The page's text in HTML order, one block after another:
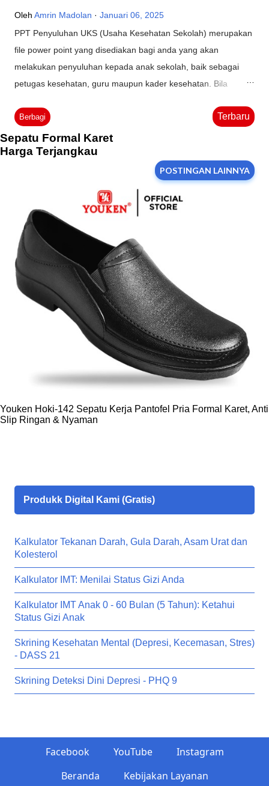
Oleh Amrin Madolan
Januari 06, 2025
PPT Penyuluhan UKS (Usaha Kesehatan Sekolah) merupakan
file power point yang disediakan bagi anda yang akan
melakukan penyuluhan kepada anak sekolah, baik sebagai
petugas kesehatan, guru maupun kader kesehatan. Bila
ini sangat tepat anda gunakan. Dengan desain menarik yang
disesuaikan dengan sasaran anak, materi yang sederhana dan
tidak terlalu panjang maka anak-anak akan semakin tertarik
untuk memperhatikan apa yang anda sampaikan. Materi
Penyuluhan UKS Apa Saja Materinya? Terdiri dari 7 file PPT
yang siap anda gunakan dan dapat diedit sesuai kebutuhan.
Adapun file-file tersebut berjudul: Aktifitas fisik di rumah
Edukasi Makanan Sehat Lingkungan sekolah bersih dan sehat
Manfaat olahraga bagi kesehatan Mari belajar tentang
pemanasan global Menciptakan lingkungan bersih dan sehat
Menjaga kesehatan Bagaimana Cara Mendapatkan File PPT?
Untuk mendukung kami agar dapat terus berkelanjutan
membuat konten-konten bermanfaat lainnya, m...
Berbagi Terbaru
POSTINGAN LAINNYA
Sepatu Formal Karet
Harga Terjangkau
Youken Hoki-142 Sepatu Kerja Pantofel Pria Formal Karet, Anti
Slip Ringan & Nyaman
Produkk Digital Kami (Gratis)
Kalkulator Tekanan Darah, Gula Darah, Asam Urat dan
Kolesterol
Kalkulator IMT: Menilai Status Gizi Anda
Kalkulator IMT Anak 0 - 60 Bulan (5 Tahun): Ketahui
Status Gizi Anak
Skrining Kesehatan Mental (Depresi, Kecemasan, Stres)
- DASS 21
Skrining Deteksi Dini Depresi - PHQ 9
Facebook YouTube
Instagram
Beranda
Kebijakan Layanan